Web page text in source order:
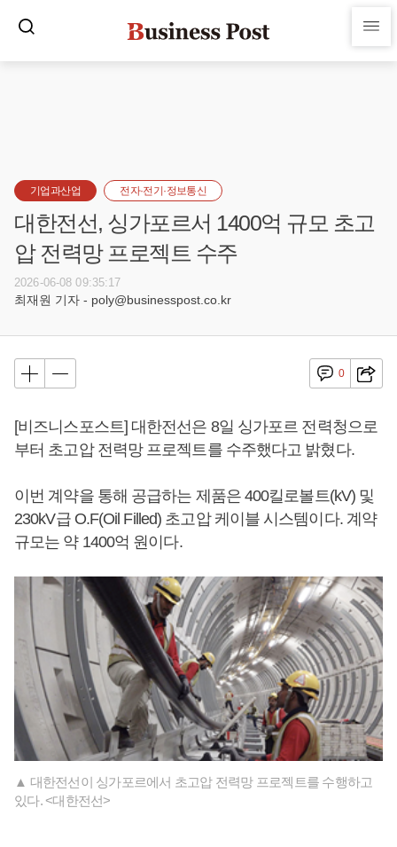
기업과산업 전자·전기·정보통신
대한전선, 싱가포르서 1400억 규모 초고
압 전력망 프로젝트 수주
2026-06-08 09:35:17
최재원 기자 - poly@businesspost.co.kr
0
[비즈니스포스트] 대한전선은 8일 싱가포르 전력청으로
부터 초고압 전력망 프로젝트를 수주했다고 밝혔다.
이번 계약을 통해 공급하는 제품은 400킬로볼트(kV) 및
230kV급 O.F(Oil Filled) 초고압 케이블 시스템이다. 계약
규모는 약 1400억 원이다.
▲ 대한전선이 싱가포르에서 초고압 전력망 프로젝트를 수행하고
있다. <대한전선>